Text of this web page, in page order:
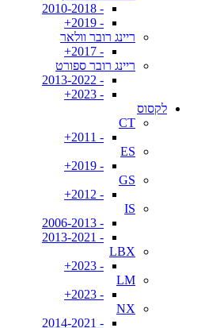
- 2010-2018
- 2019+
ריינג רובר וולאר
- 2017+
ריינג רובר ספורט
- 2013-2022
- 2023+
לקסוס
CT
- 2011+
ES
- 2019+
GS
- 2012+
IS
- 2006-2013
- 2013-2021
LBX
- 2023+
LM
- 2023+
NX
- 2014-2021